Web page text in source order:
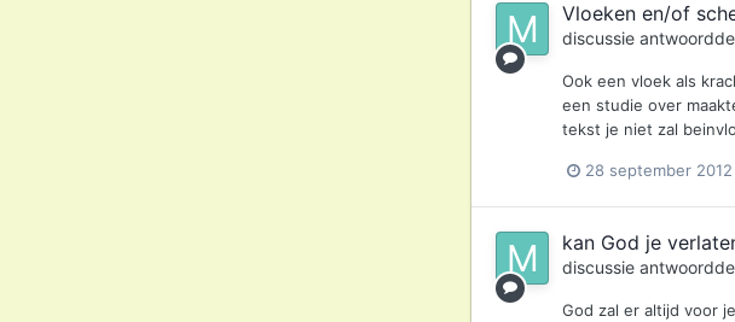
Vloeken en/of
discussie
Ook een vloek als
een studie over
tekst je niet zal
28 september 2012
kan God je
discussie
God zal er altijd voor